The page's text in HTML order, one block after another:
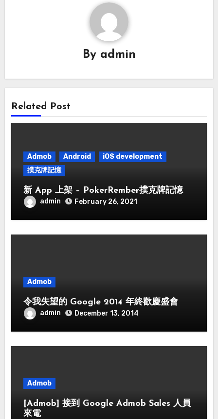
By admin
Related Post
Admob Android
iOS development
撲克牌記憶
新 App 上架 – PokerRember撲克牌記憶
admin February 26, 2021
Admob
令我失望的 Google 2014 年終歡慶盛會
admin December 13, 2014
Admob
[Admob] 接到 Google Admob Sales 人員
來電